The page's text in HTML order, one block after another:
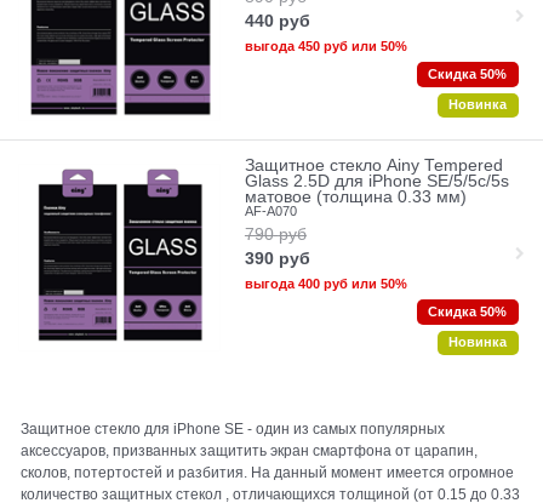
440 руб
выгода450 рубили 50%
Скидка 50%
Новинка
Защитное стекло Ainy Tempered
Glass 2.5D для iPhone SE/5/5c/5s
матовое (толщина 0.33 мм)
AF-A070
790 руб
390 руб
выгода400 рубили 50%
Скидка 50%
Новинка
Защитное стекло для iPhone SE - один из самых популярных
аксессуаров, призванных защитить экран смартфона от царапин,
сколов, потертостей и разбития. На данный момент имеется огромное
количество защитных стекол , отличающихся толщиной (от 0.15 до 0.33